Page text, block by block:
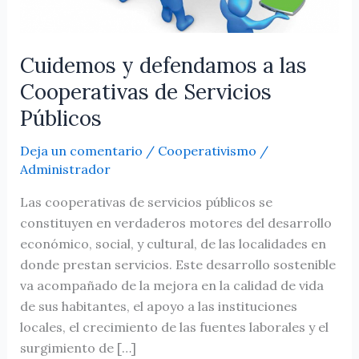
Cuidemos y defendamos a las
Cooperativas de Servicios
Públicos
Deja un comentario / Cooperativismo /
Administrador
Las cooperativas de servicios públicos se
constituyen en verdaderos motores del desarrollo
económico, social, y cultural, de las localidades en
donde prestan servicios. Este desarrollo sostenible
va acompañado de la mejora en la calidad de vida
de sus habitantes, el apoyo a las instituciones
locales, el crecimiento de las fuentes laborales y el
surgimiento de […]
Públicos